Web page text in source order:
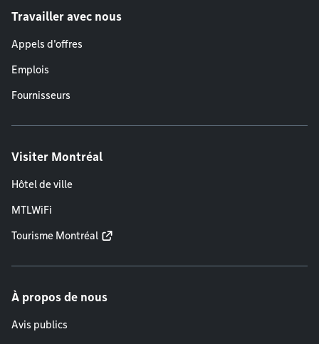
Travailler avec nous
Appels d'offres
Emplois
Fournisseurs
Visiter Montréal
Hôtel de ville
MTLWiFi
Tourisme Montréal
À propos de nous
Avis publics